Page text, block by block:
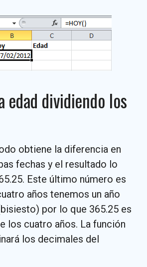
edad dividiendo los
obtiene la diferencia en
fechas y el resultado lo
Este último número es
años tenemos un año
por lo que 365.25 es
los cuatro años. La función
los decimales del